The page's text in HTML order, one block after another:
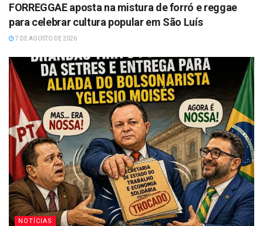
FORREGGAE aposta na mistura de forró e reggae
para celebrar cultura popular em São Luís
7 DE AGOSTO DE 2026
NOTÍCIAS